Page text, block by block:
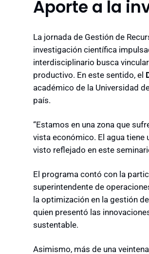
Aporte a la
La jornada de Gestión de
investigación científica
interdisciplinario busca
productivo. En este sentido, el
académico de la Universidad
país.
“Estamos en una zona que
vista económico. El agua tiene
visto reflejado en este
El programa contó con la
superintendente de
la optimización en la gestión
quien presentó las
sustentable.
Asimismo, más de una